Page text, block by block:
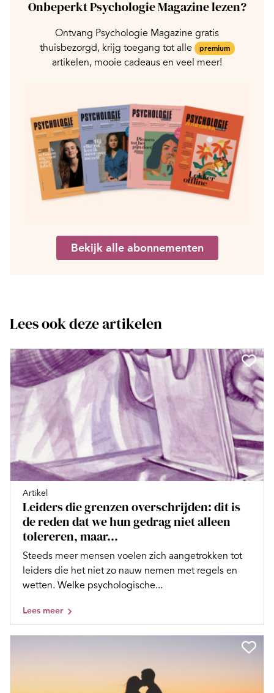
Onbeperkt Psychologie Magazine lezen?
Ontvang Psychologie Magazine gratis
thuisbezorgd, krijg toegang tot alle
premium
artikelen, mooie cadeaus en veel meer!
Bekijk alle abonnementen
Lees ook deze artikelen
Artikel
Leiders die grenzen overschrijden: dit is
de reden dat we hun gedrag niet alleen
tolereren, maar...
Steeds meer mensen voelen zich aan­getrokken tot
leiders die het niet zo nauw nemen met regels en
wetten. Welke ­psychologische...
Lees meer